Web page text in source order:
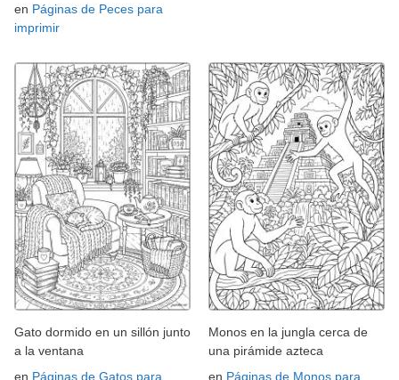
en Páginas de Peces para
imprimir
Gato dormido en un sillón junto
a la ventana
en Páginas de Gatos para
Monos en la jungla cerca de
una pirámide azteca
en Páginas de Monos para